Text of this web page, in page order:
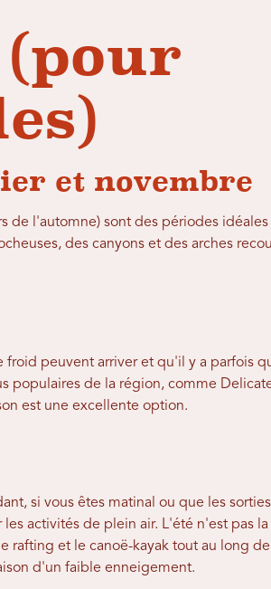
et novembre
de l'automne) sont des périodes
des canyons et des arches
froid peuvent arriver et qu'il y a parfois
populaires de la région, comme
est une excellente option.
si vous êtes matinal ou que les
activités de plein air. L'été n'est pas la
rafting et le canoë-kayak tout au long de
d'un faible enneigement.